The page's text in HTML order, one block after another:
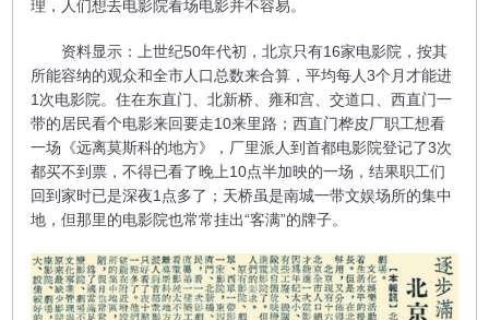
理，人们想去电影院看场电影并不容易。
资料显示：上世纪50年代初，北京只有16家电影院，按其
所能容纳的观众和全市人口总数来合算，平均每人3个月才能进
1次电影院。住在东直门、北新桥、雍和宫、交道口、西直门一
带的居民看个电影来回要走10来里路；西直门桦皮厂职工想看
一场《远离莫斯科的地方》，厂里派人到首都电影院登记了3次
都买不到票，不得已看了晚上10点半加映的一场，结果职工们
回到家时已是深夜1点多了；天桥虽是南城一带文娱场所的集中
地，但那里的电影院也常常挂出“客满”的牌子。